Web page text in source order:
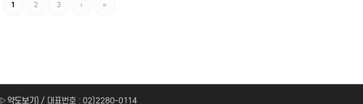
1 2 3 › »
▷약도보기 ) / 대표번호 : 02)2280-0114